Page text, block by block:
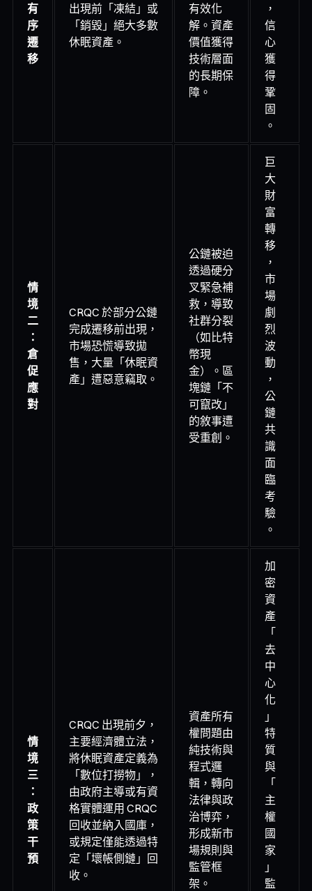
有
序
遷
移
出現前「凍結」或
「銷毀」絕大多數
休眠資產。
有效化
解。資產
價值獲得
技術層面
的長期保
障。
，
信
心
獲
得
鞏
固
。
情
境
二
：
倉
促
應
對
CRQC 於部分公鏈
完成遷移前出現，
市場恐慌導致拋
售，大量「休眠資
產」遭惡意竊取。
公鏈被迫
透過硬分
叉緊急補
救，導致
社群分裂
（如比特
幣現
金）。區
塊鏈「不
可竄改」
的敘事遭
受重創。
巨
大
財
富
轉
移
，
市
場
劇
烈
波
動
，
公
鏈
共
識
面
臨
考
驗
。
情
境
三
：
政
策
干
預
CRQC 出現前夕，
主要經濟體立法，
將休眠資產定義為
「數位打撈物」，
由政府主導或有資
格實體運用 CRQC
回收並納入國庫，
或規定僅能透過特
定「壞帳側鏈」回
收。
資產所有
權問題由
純技術與
程式邏
輯，轉向
法律與政
治博弈，
形成新市
場規則與
監管框
架。
加
密
資
產
「
去
中
心
化
」
特
質
與
「
主
權
國
家
」
監